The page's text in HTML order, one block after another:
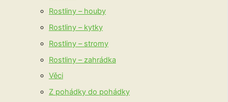
Rostliny – houby
Rostliny – kytky
Rostliny – stromy
Rostliny – zahrádka
Věci
Z pohádky do pohádky